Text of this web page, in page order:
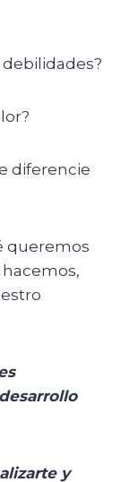
diferencie
queremos
y